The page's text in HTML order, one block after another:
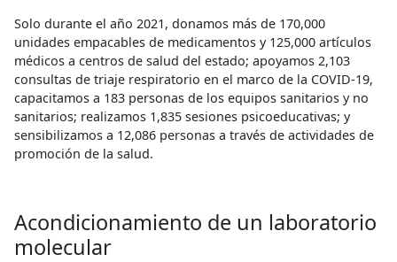
Solo durante el año 2021, donamos más de 170,000
unidades empacables de medicamentos y 125,000 artículos
médicos a centros de salud del estado; apoyamos 2,103
consultas de triaje respiratorio en el marco de la COVID-19,
capacitamos a 183 personas de los equipos sanitarios y no
sanitarios; realizamos 1,835 sesiones psicoeducativas; y
sensibilizamos a 12,086 personas a través de actividades de
promoción de la salud.
Acondicionamiento de un laboratorio
molecular